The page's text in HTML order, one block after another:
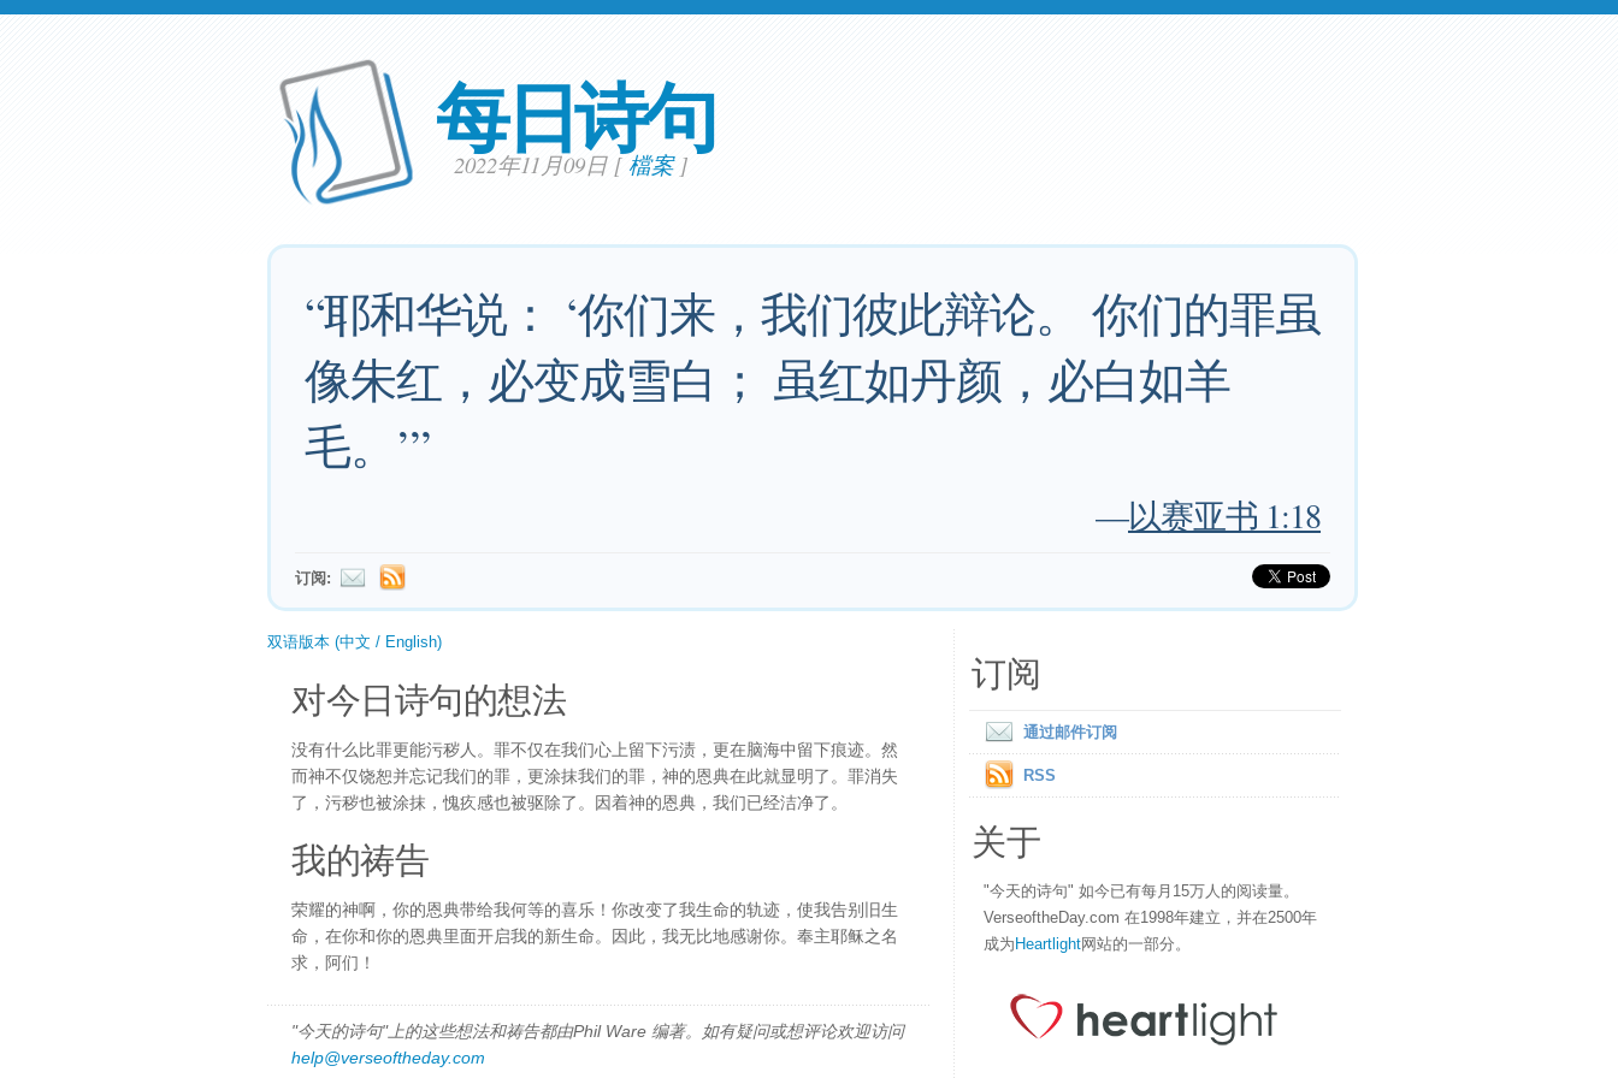
每日诗句
2022年11月09日 [檔案]
“耶和华说： ‘你们来，我们彼此辩论。 你们的罪虽
像朱红，必变成雪白； 虽红如丹颜，必白如羊
毛。’”
—以赛亚书 1:18
订阅:
双语版本 (中文 / English)
对今日诗句的想法
没有什么比罪更能污秽人。罪不仅在我们心上留下污渍，更在脑海中留下痕迹。然
而神不仅饶恕并忘记我们的罪，更涂抹我们的罪，神的恩典在此就显明了。罪消失
了，污秽也被涂抹，愧疚感也被驱除了。因着神的恩典，我们已经洁净了。
我的祷告
荣耀的神啊，你的恩典带给我何等的喜乐！你改变了我生命的轨迹，使我告别旧生
命，在你和你的恩典里面开启我的新生命。因此，我无比地感谢你。奉主耶稣之名
求，阿们！
"今天的诗句"上的这些想法和祷告都由Phil Ware 编著。如有疑问或想评论欢迎访问
help@verseoftheday.com
订阅
通过邮件订阅
RSS
关于
"今天的诗句" 如今已有每月15万人的阅读量。
VerseoftheDay.com 在1998年建立，并在2500年
成为 Heartlight网站的一部分。